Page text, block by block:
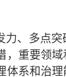
力、多点突
，重要领域
体系和治理